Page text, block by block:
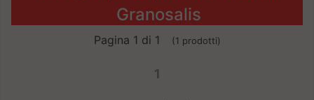
Granosalis
Pagina 1 di 1 (1 prodotti)
1